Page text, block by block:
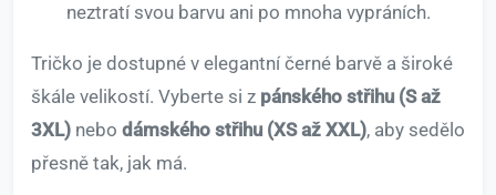
neztratí svou barvu ani po mnoha vypráních.
Tričko je dostupné v elegantní černé barvě a široké
škále velikostí. Vyberte si z pánského střihu (S až
3XL) nebo dámského střihu (XS až XXL), aby sedělo
přesně tak, jak má.